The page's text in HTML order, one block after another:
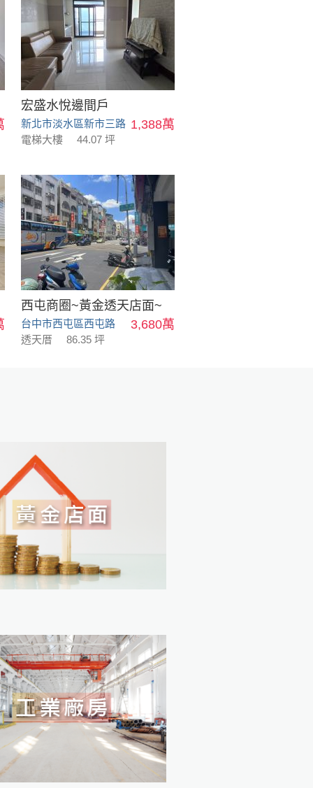
宏盛水悅邊間戶
新北市淡水區新市三路 1,388萬
電梯大樓 44.07 坪
西屯商圈~黃金透天店面~
台中市西屯區西屯路 3,680萬
透天厝 86.35 坪